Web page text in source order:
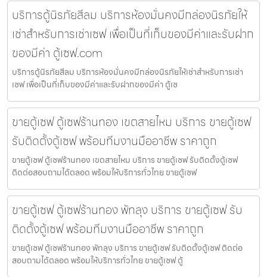
บริการตู้นิรภัยสีลม บริการห้องมั่นคงมีกล่องนิรภัยให้
เช่าสำหรับการเช่าเซฟ เพื่อเป็นที่เก็บของมีค่าและรับฝาก
ของมีค่า ตู้เซฟ.com
บริการตู้นิรภัยสีลม บริการห้องมั่นคงมีกล่องนิรภัยให้เช่าสำหรับการเช่า
เซฟ เพื่อเป็นที่เก็บของมีค่าและรับฝากของมีค่า ตู้เซ
ขายตู้เซฟ ตู้เซฟร้านทอง เขตสายไหม บริการ ขายตู้เซฟ
รับติดตั้งตู้เซฟ พร้อมทีมงานมืออาชีพ ราคาถูก
ขายตู้เซฟ ตู้เซฟร้านทอง เขตสายไหม บริการ ขายตู้เซฟ รับติดตั้งตู้เซฟ
ติดต่อสอบถามได้ตลอด พร้อมให้บริการทั่วไทย ขายตู้เซฟ
ขายตู้เซฟ ตู้เซฟร้านทอง พัทลุง บริการ ขายตู้เซฟ รับ
ติดตั้งตู้เซฟ พร้อมทีมงานมืออาชีพ ราคาถูก
ขายตู้เซฟ ตู้เซฟร้านทอง พัทลุง บริการ ขายตู้เซฟ รับติดตั้งตู้เซฟ ติดต่อ
สอบถามได้ตลอด พร้อมให้บริการทั่วไทย ขายตู้เซฟ ตู้